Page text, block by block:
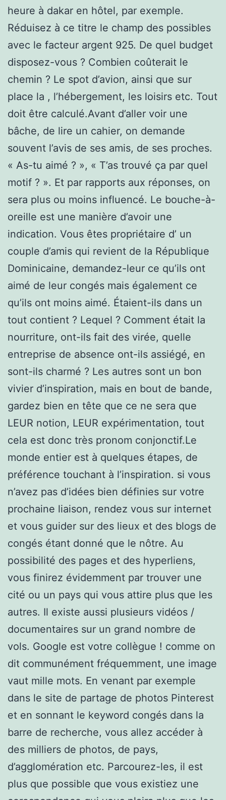
heure à dakar en hôtel, par exemple.
Réduisez à ce titre le champ des possibles
avec le facteur argent 925. De quel budget
disposez-vous ? Combien coûterait le
chemin ? Le spot d’avion, ainsi que sur
place la , l’hébergement, les loisirs etc. Tout
doit être calculé.Avant d’aller voir une
bâche, de lire un cahier, on demande
souvent l’avis de ses amis, de ses proches.
« As-tu aimé ? », « T’as trouvé ça par quel
motif ? ». Et par rapports aux réponses, on
sera plus ou moins influencé. Le bouche-à-
oreille est une manière d’avoir une
indication. Vous êtes propriétaire d’ un
couple d’amis qui revient de la République
Dominicaine, demandez-leur ce qu’ils ont
aimé de leur congés mais également ce
qu’ils ont moins aimé. Étaient-ils dans un
tout contient ? Lequel ? Comment était la
nourriture, ont-ils fait des virée, quelle
entreprise de absence ont-ils assiégé, en
sont-ils charmé ? Les autres sont un bon
vivier d’inspiration, mais en bout de bande,
gardez bien en tête que ce ne sera que
LEUR notion, LEUR expérimentation, tout
cela est donc très pronom conjonctif.Le
monde entier est à quelques étapes, de
préférence touchant à l’inspiration. si vous
n’avez pas d’idées bien définies sur votre
prochaine liaison, rendez vous sur internet
et vous guider sur des lieux et des blogs de
congés étant donné que le nôtre. Au
possibilité des pages et des hyperliens,
vous finirez évidemment par trouver une
cité ou un pays qui vous attire plus que les
autres. Il existe aussi plusieurs vidéos /
documentaires sur un grand nombre de
vols. Google est votre collègue ! comme on
dit communément fréquemment, une image
vaut mille mots. En venant par exemple
dans le site de partage de photos Pinterest
et en sonnant le keyword congés dans la
barre de recherche, vous allez accéder à
des milliers de photos, de pays,
d’agglomération etc. Parcourez-les, il est
plus que possible que vous existiez une